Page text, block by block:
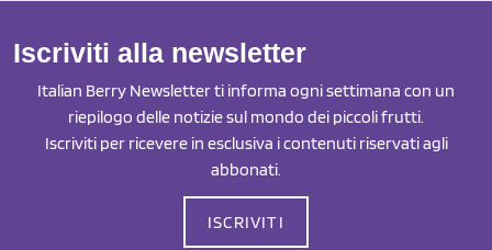
Iscriviti alla newsletter
Italian Berry Newsletter ti informa ogni settimana con un
riepilogo delle notizie sul mondo dei piccoli frutti.
Iscriviti per ricevere in esclusiva i contenuti riservati agli
abbonati.
ISCRIVITI